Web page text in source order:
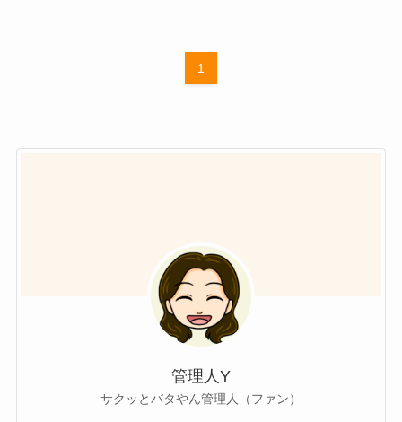
1
管理人Y
サクッとバタやん管理人（ファン）